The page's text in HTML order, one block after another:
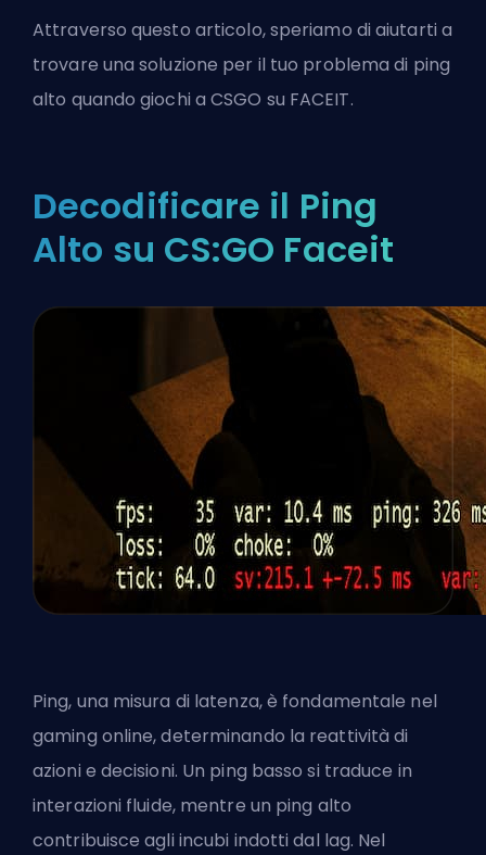
Attraverso questo articolo, speriamo di aiutarti a
trovare una soluzione per il tuo problema di ping
alto quando giochi a CSGO su FACEIT.
Decodificare il Ping
Alto su CS:GO Faceit
Ping, una misura di latenza, è fondamentale nel
gaming online, determinando la reattività di
azioni e decisioni. Un ping basso si traduce in
interazioni fluide, mentre un ping alto
contribuisce agli incubi indotti dal lag. Nel